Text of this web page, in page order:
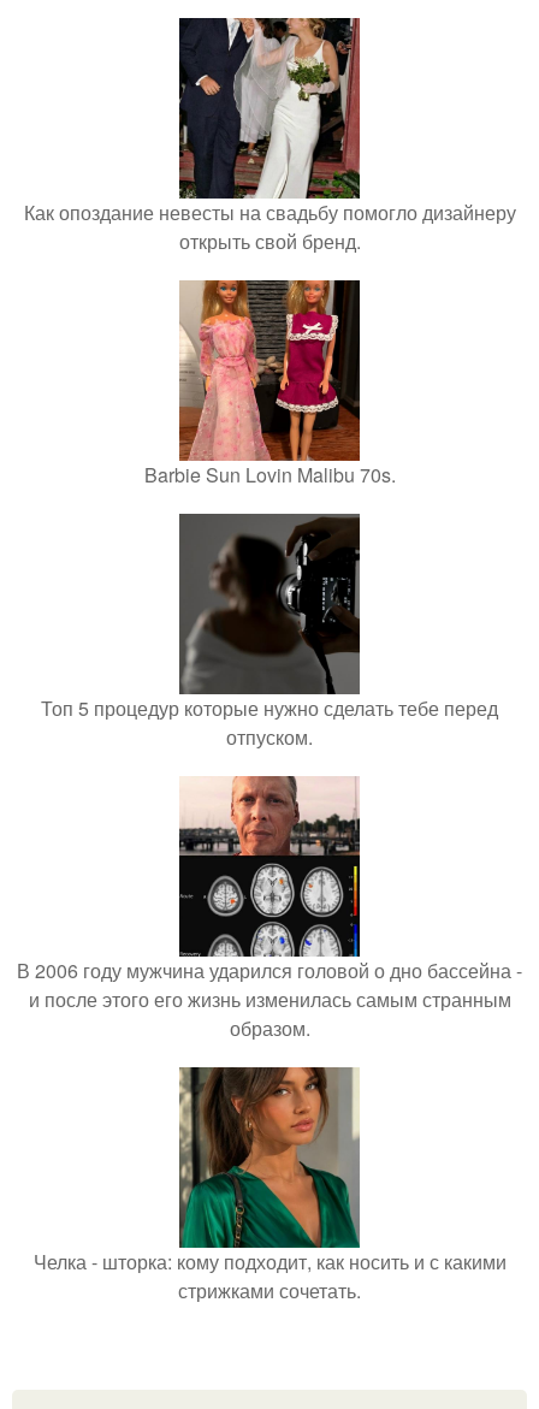
Как опоздание невесты на свадьбу помогло дизайнеру
открыть свой бренд.
Barbie Sun Lovin Malibu 70s.
Топ 5 процедур которые нужно сделать тебе перед
отпуском.
В 2006 году мужчина ударился головой о дно бассейна -
и после этого его жизнь изменилась самым странным
образом.
Челка - шторка: кому подходит, как носить и с какими
стрижками сочетать.